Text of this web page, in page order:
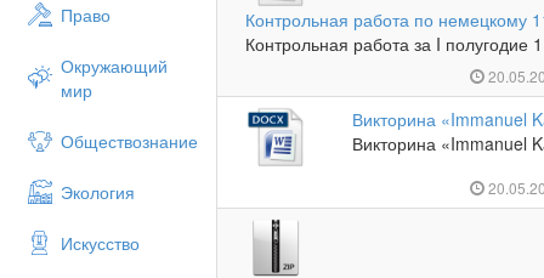
Право
Окружающий
мир
Обществознание
Экология
Искусство
Контрольная работа по немецкому
Контрольная работа за Ι
Викторина «Immanuel
Викторина «Immanuel